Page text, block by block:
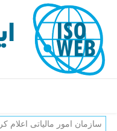
سازمان امور مالیاتی اعلام